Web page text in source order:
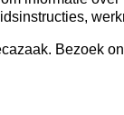
Bezoek